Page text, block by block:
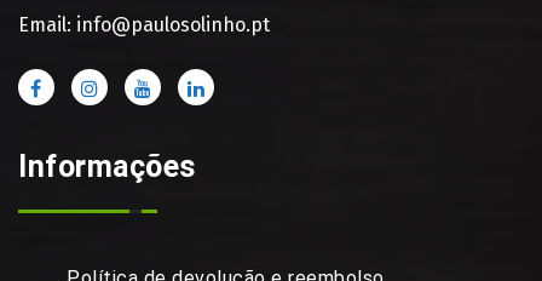
Email: info@paulosolinho.pt
Informações